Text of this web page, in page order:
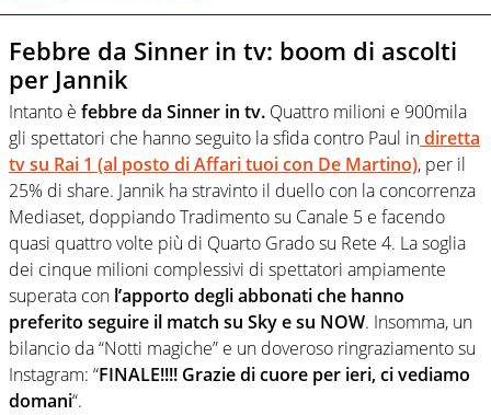
Febbre da Sinner in tv: boom di ascolti
per Jannik
Intanto è febbre da Sinner in tv. Quattro milioni e 900mila
gli spettatori che hanno seguito la sfida contro Paul indiretta
tv su Rai 1 (al posto di Affari tuoi con De Martino), per il
25% di share. Jannik ha stravinto il duello con la concorrenza
Mediaset, doppiando Tradimento su Canale 5 e facendo
quasi quattro volte più di Quarto Grado su Rete 4. La soglia
dei cinque milioni complessivi di spettatori ampiamente
superata con l’apporto degli abbonati che hanno
preferito seguire il match su Sky e su NOW. Insomma, un
bilancio da “Notti magiche” e un doveroso ringraziamento su
Instagram: “FINALE!!!! Grazie di cuore per ieri, ci vediamo
domani“.